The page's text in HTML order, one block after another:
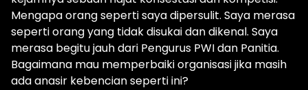
Mengapa orang seperti saya dipersulit. Saya merasa
seperti orang yang tidak disukai dan dikenal. Saya
merasa begitu jauh dari Pengurus PWI dan Panitia.
Bagaimana mau memperbaiki organisasi jika masih
ada anasir kebencian seperti ini?